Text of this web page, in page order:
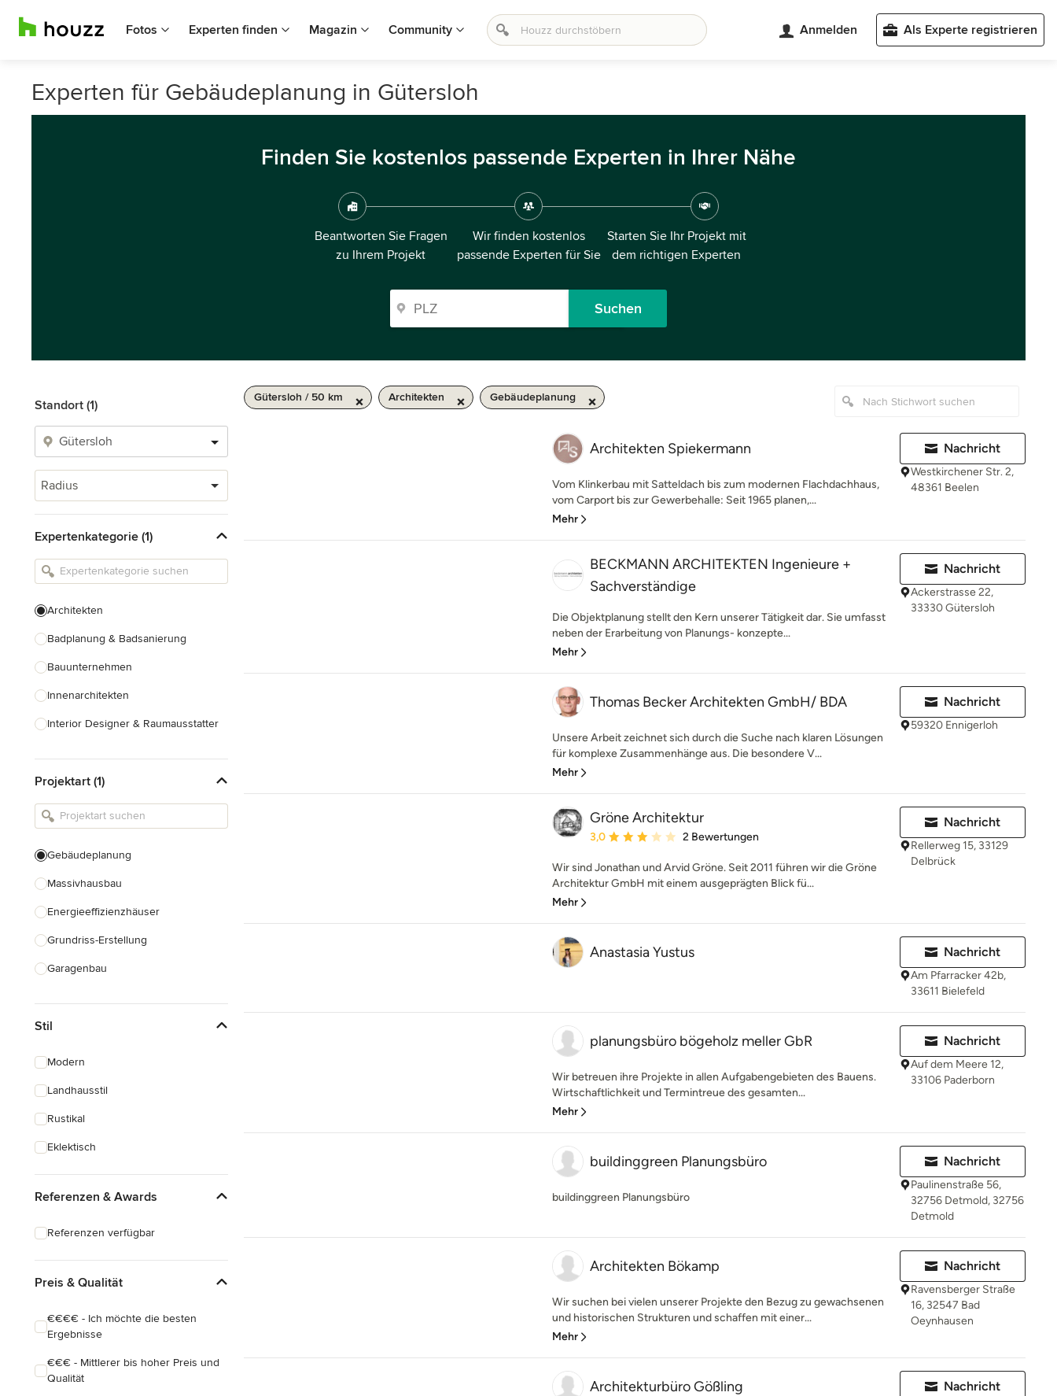
Fotos Experten finden Magazin Community Anmelden Als Experte registrieren
Experten für Gebäudeplanung in Gütersloh
Finden Sie kostenlos passende Experten in Ihrer Nähe
Beantworten Sie Fragen
zu Ihrem Projekt
Wir finden kostenlos
passende Experten für Sie
Starten Sie Ihr Projekt mit
dem richtigen Experten
Suchen
Standort (1)
Radius
Expertenkategorie (1)
Architekten
Badplanung & Badsanierung
Bauunternehmen
Innenarchitekten
Interior Designer & Raumausstatter
Landschaftsarchitekten
Armaturen & Sanitärbedarf
Einbauschränke
Projektart (1)
Gebäudeplanung
Massivhausbau
Energieeffizienzhäuser
Grundriss-Erstellung
Garagenbau
Baudenkmalpflege
Alle anzeigen
Stil
Modern
Landhausstil
Rustikal
Eklektisch
Referenzen & Awards
Referenzen verfügbar
Preis & Qualität
€€€€ - Ich möchte die besten
Ergebnisse
€€€ - Mittlerer bis hoher Preis und
Qualität
Gütersloh / 50 km Architekten Gebäudeplanung
Architekten Spiekermann
Vom Klinkerbau mit Satteldach bis zum modernen Flachdachhaus,
vom Carport bis zur Gewerbehalle: Seit 1965 planen,...
Mehr
Nachricht
Westkirchener Str. 2,
48361 Beelen
BECKMANN ARCHITEKTEN Ingenieure +
Sachverständige
Die Objektplanung stellt den Kern unserer Tätigkeit dar. Sie umfasst
neben der Erarbeitung von Planungs- konzepte...
Mehr
Nachricht
Ackerstrasse 22,
33330 Gütersloh
Thomas Becker Architekten GmbH/ BDA
Unsere Arbeit zeichnet sich durch die Suche nach klaren Lösungen
für komplexe Zusammenhänge aus. Die besondere V...
Mehr
Nachricht
59320 Ennigerloh
Gröne Architektur
Durchschnittliche Bewertung: 3 von 5 Sternen
3,0 2 Bewertungen
Wir sind Jonathan und Arvid Gröne. Seit 2011 führen wir die Gröne
Architektur GmbH mit einem ausgeprägten Blick fü...
Mehr
Nachricht
Rellerweg 15, 33129
Delbrück
Anastasia Yustus Nachricht
Am Pfarracker 42b,
33611 Bielefeld
planungsbüro bögeholz meller GbR
Wir betreuen ihre Projekte in allen Aufgabengebieten des Bauens.
Wirtschaftlichkeit und Termintreue des gesamten...
Mehr
Nachricht
Auf dem Meere 12,
33106 Paderborn
buildinggreen Planungsbüro
buildinggreen Planungsbüro
Nachricht
Paulinenstraße 56,
32756 Detmold, 32756
Detmold
Architekten Bökamp
Wir suchen bei vielen unserer Projekte den Bezug zu gewachsenen
und historischen Strukturen und schaffen mit einer...
Mehr
Nachricht
Ravensberger Straße
16, 32547 Bad
Oeynhausen
Architekturbüro Gößling Nachricht